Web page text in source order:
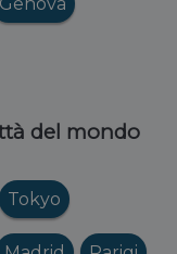
del mondo
Tokyo